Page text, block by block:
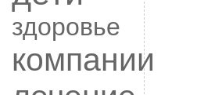
здоровье
компании